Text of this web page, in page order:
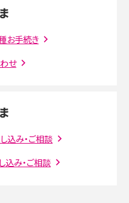
デメリットを解説
メリット、接続方法を解説
バレる？バレるケースや撮り方も解
ない時の対処法を解説
お手続き
せ
込み・ご相談
込み・ご相談